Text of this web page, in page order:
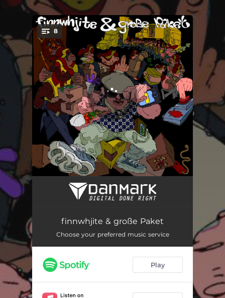
You're all set!
8
Kein Drysift
Warten auf große Paket
Arbeiter schreibt... 02:17
Shenlong
finnwhjite & große Paket
Choose your preferred music service
Play